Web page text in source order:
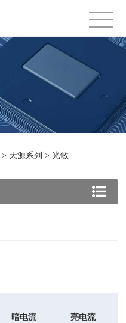
> 天源系列 >光敏
暗电流 亮电流